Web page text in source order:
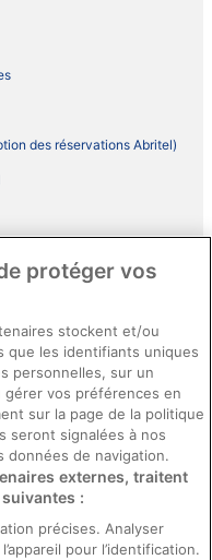
des réservations Abritel)
d’ebookers
contenus
de vacances
protéger vos
stockent et/ou
que les identifiants uniques
personnelles, sur un
gérer vos préférences en
sur la page de la politique
seront signalées à nos
données de navigation.
externes, traitent
:
précises. Analyser
pour l’identification.